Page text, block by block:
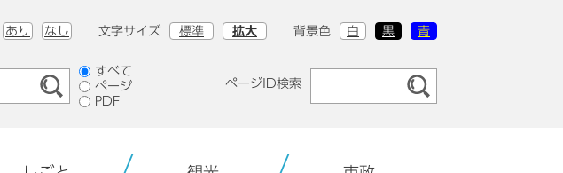
あり なし 文字サイズ 標準 拡大 背景色 白 黒 青
検
索
対
すべて
ページ
PDF
ページID検索